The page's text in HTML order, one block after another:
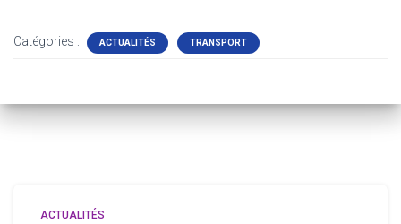
Catégories : ACTUALITÉS TRANSPORT
ACTUALITÉS